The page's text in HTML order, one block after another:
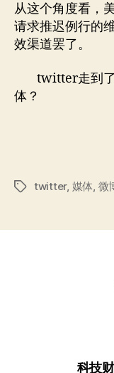
从这个角度看，
请求推迟例行的
效渠道罢了。
twitter走到了
体？
标
twitter, 媒体, 微
科技